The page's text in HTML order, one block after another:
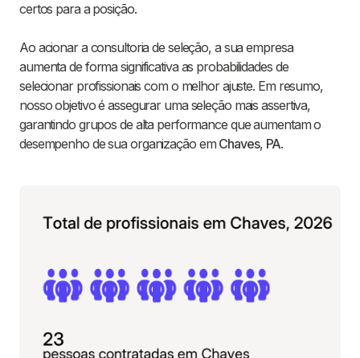
certos para a posição.
Ao acionar a consultoria de seleção, a sua empresa
aumenta de forma significativa as probabilidades de
selecionar profissionais com o melhor ajuste. Em resumo,
nosso objetivo é assegurar uma seleção mais assertiva,
garantindo grupos de alta performance que aumentam o
desempenho de sua organização em Chaves, PA.